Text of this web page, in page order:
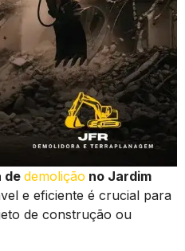
de demolição no Jardim
e eficiente é crucial para
de construção ou